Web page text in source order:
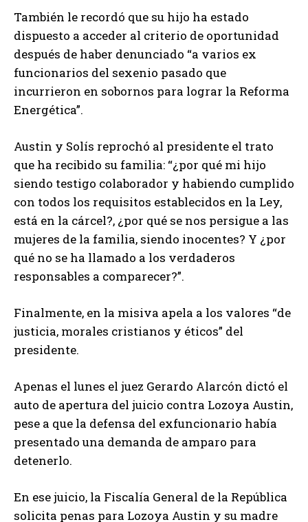
También le recordó que su hijo ha estado
dispuesto a acceder al criterio de oportunidad
después de haber denunciado “a varios ex
funcionarios del sexenio pasado que
incurrieron en sobornos para lograr la Reforma
Energética”.
Austin y Solís reprochó al presidente el trato
que ha recibido su familia: “¿por qué mi hijo
siendo testigo colaborador y habiendo cumplido
con todos los requisitos establecidos en la Ley,
está en la cárcel?, ¿por qué se nos persigue a las
mujeres de la familia, siendo inocentes? Y ¿por
qué no se ha llamado a los verdaderos
responsables a comparecer?”.
Finalmente, en la misiva apela a los valores “de
justicia, morales cristianos y éticos” del
presidente.
Apenas el lunes el juez Gerardo Alarcón dictó el
auto de apertura del juicio contra Lozoya Austin,
pese a que la defensa del exfuncionario había
presentado una demanda de amparo para
detenerlo.
En ese juicio, la Fiscalía General de la República
solicita penas para Lozoya Austin y su madre